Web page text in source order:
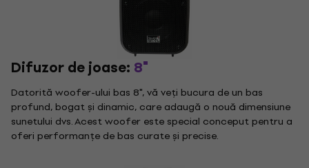
Difuzor de joase: 8"
Datorită woofer-ului bas 8", vă veți bucura de un bas
profund, bogat și dinamic, care adaugă o nouă dimensiune
sunetului dvs. Acest woofer este special conceput pentru a
oferi performanțe de bas curate și precise.